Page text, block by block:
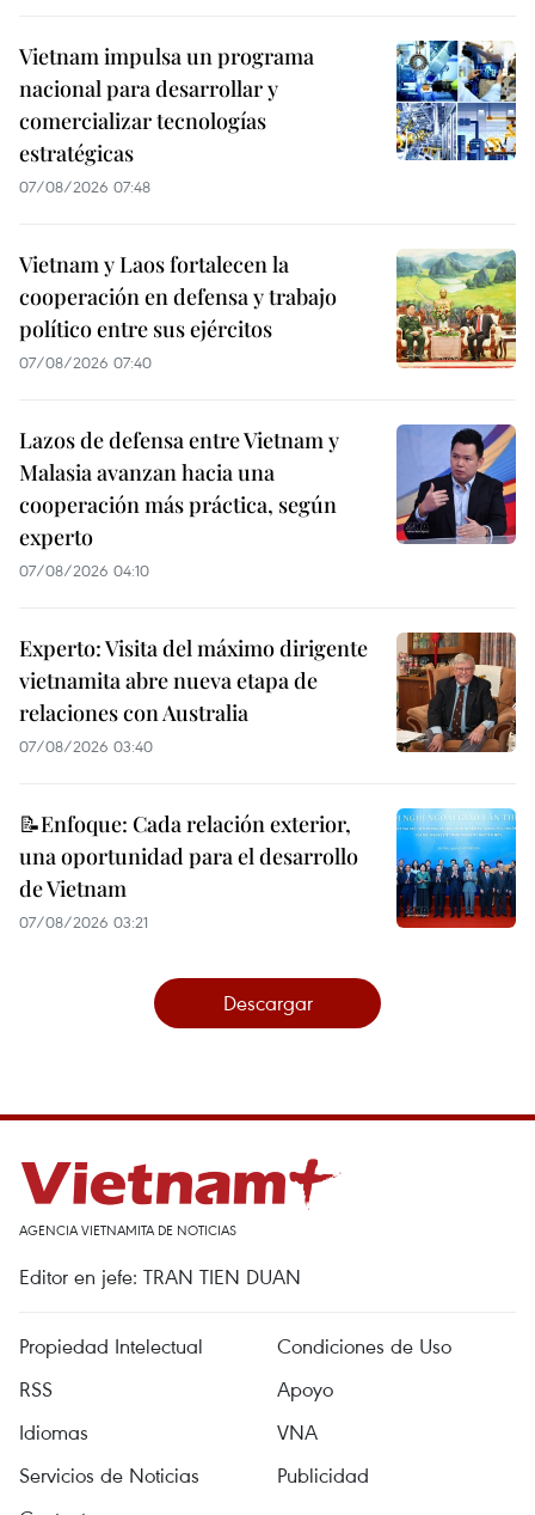
Vietnam impulsa un programa
nacional para desarrollar y
comercializar tecnologías
estratégicas
07/08/2026 07:48
Vietnam y Laos fortalecen la
cooperación en defensa y trabajo
político entre sus ejércitos
07/08/2026 07:40
Lazos de defensa entre Vietnam y
Malasia avanzan hacia una
cooperación más práctica, según
experto
07/08/2026 04:10
Experto: Visita del máximo dirigente
vietnamita abre nueva etapa de
relaciones con Australia
07/08/2026 03:40
📝Enfoque: Cada relación exterior,
una oportunidad para el desarrollo
de Vietnam
07/08/2026 03:21
Descargar
AGENCIA VIETNAMITA DE NOTICIAS
Editor en jefe: TRAN TIEN DUAN
Propiedad Intelectual
Condiciones de Uso
RSS
Apoyo
Idiomas
VNA
Servicios de Noticias
Publicidad